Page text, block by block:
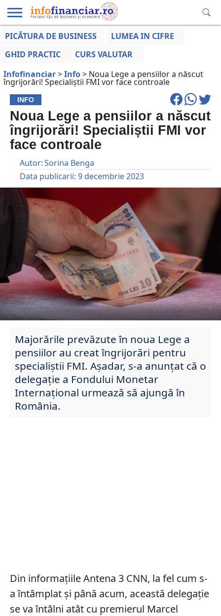
EDUCAȚIE
LA ZI
AFACERILOR
PICĂTURA DE BUSINESS
LUMEA IN CIFRE
GHID PRACTIC
CURS VALUTAR
Infofinanciar>Info> Noua Lege a pensiilor a născut
îngrijorări! Specialiștii FMI vor face controale
INFO
Noua Lege a pensiilor a născut
îngrijorări! Specialiștii FMI vor
face controale
Autor:Sorina Benga
Data publicarii: 9 decembrie 2023
Majorările prevăzute în noua Lege a
pensiilor au creat îngrijorări pentru
specialiștii FMI. Așadar, s-a anunțat că o
delegație a Fondului Monetar
Internațional urmează să ajungă în
România.
Din informațiile Antena 3 CNN, la fel cum s-
a întâmplat și până acum, această delegație
se va întâlni atât cu premierul Marcel